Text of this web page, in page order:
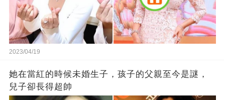
2023/04/19
她在當紅的時候未婚生子，孩子的父親至今是謎，
兒子卻長得超帥